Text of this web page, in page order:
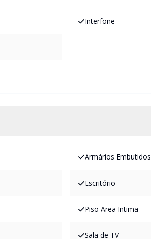
Interfone
Armários Embutidos
Escritório
Piso Area Intima
Sala de TV